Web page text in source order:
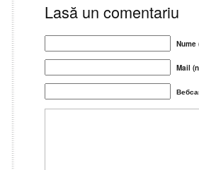
Lasă un comentariu
Nume
Mail